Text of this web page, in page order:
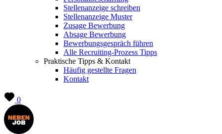
Stellenanzeige schreiben
Stellenanzeige Muster
Zusage Bewerbung
Absage Bewerbung
Bewerbungsgespräch führen
Alle Recruiting-Prozess Tipps
Praktische Tipps & Kontakt
Häufig gestellte Fragen
Kontakt
0